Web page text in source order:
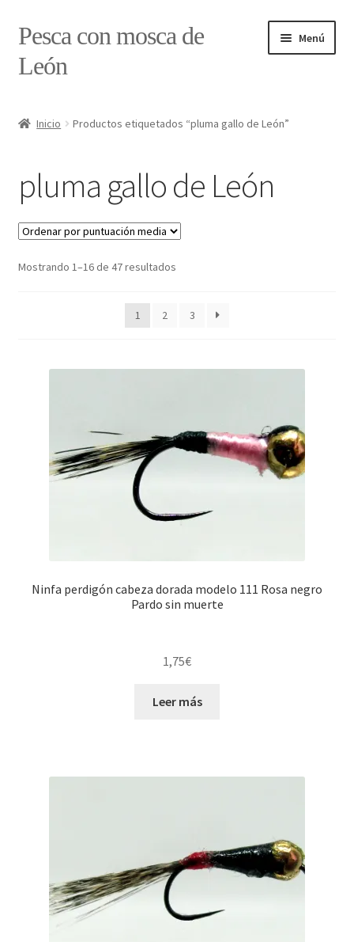
Ir
a
Ir
al
contenido
Pesca con mosca de
León
Menú
Caja
Estado de tramos de pesca
Formulario de contacto
Resultados en pesca con mosca de León
Inicio Productos etiquetados “pluma gallo de León”
pluma gallo de León
Mostrando 1–16 de 47 resultadosOrdenado
media
1 2 3
Ninfa perdigón cabeza dorada modelo 111 Rosa negro
Pardo sin muerte
1,75€
Leer más